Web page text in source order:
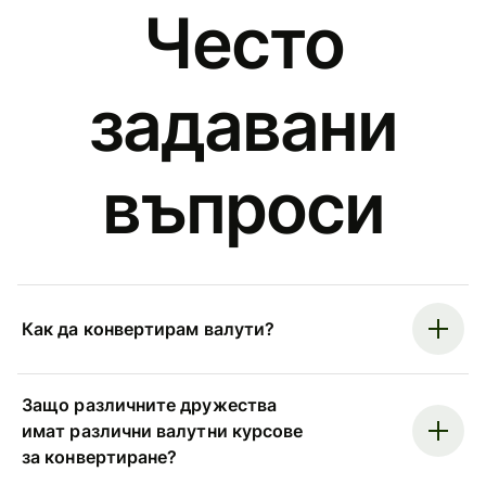
Често
задавани
въпроси
Как да конвертирам валути?
Защо различните дружества
имат различни валутни курсове
за конвертиране?